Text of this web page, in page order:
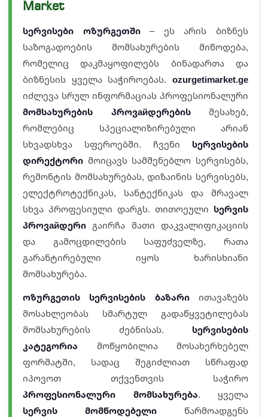
Market
სერვისები ოზურგეთში– ეს არის ბიზნეს
საზოგადოების მომსახურების მიწოდება,
რომელიც დაკმაყოფილებს ბინადართა და
ბიზნესის ყველა საჭიროებას. ozurgetimarket.ge
იძლევა სრულ ინფორმაციას პროფესიონალური
მომსახურების პროვайდერებისშესახებ,
რომლებიც სპეციალიზირებული არიან
სხვადსხვა სფეროებში. ჩვენი სერვისების
დირექტორი მოიცავს სამშენებლო სერვისებს,
რემონტის მომსახურებას, დიზაინის სერვისებს,
ელექტროტექნიკას, სანტექნიკას და მრავალ
სხვა პროფესიული დარგს. თითოეული სერვის
პროვайდერი გაირჩა მათი დაკვალიფიკაციის
და გამოცდილების საფუძველზე, რათა
გარანტირებული იყოს ხარისხიანი
მომსახურება.
ოზურგეთის სერვისების ბაზარიითავაზებს
მოსახლეობას სმარტულ გადაწყვეტილებას
მომსახურების ძებნისას. სერვისების
კატეგორია მოწყობილია მოსახერხებელ
ფორმატში, სადაც შეგიძლიათ სწრაფად
იპოვოთ თქვენთვის საჭირო
პროფესიონალური მომსახურება. ყველა
სერვის მომწოდებელი წარმოადგენს